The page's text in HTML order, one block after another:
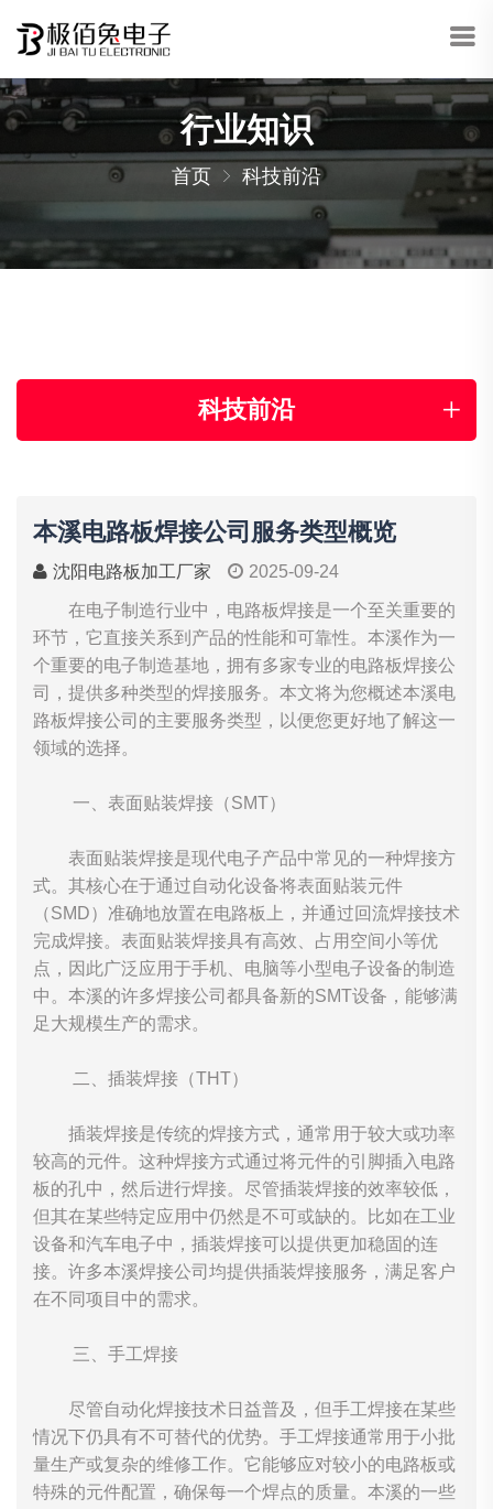
行业知识
首页 科技前沿
科技前沿
本溪电路板焊接公司服务类型概览
沈阳电路板加工厂家 2025-09-24
在电子制造行业中，电路板焊接是一个至关重要的
环节，它直接关系到产品的性能和可靠性。本溪作为一
个重要的电子制造基地，拥有多家专业的电路板焊接公
司，提供多种类型的焊接服务。本文将为您概述本溪电
路板焊接公司的主要服务类型，以便您更好地了解这一
领域的选择。
一、表面贴装焊接（SMT）
表面贴装焊接是现代电子产品中常见的一种焊接方
式。其核心在于通过自动化设备将表面贴装元件
（SMD）准确地放置在电路板上，并通过回流焊接技术
完成焊接。表面贴装焊接具有高效、占用空间小等优
点，因此广泛应用于手机、电脑等小型电子设备的制造
中。本溪的许多焊接公司都具备新的SMT设备，能够满
足大规模生产的需求。
二、插装焊接（THT）
插装焊接是传统的焊接方式，通常用于较大或功率
较高的元件。这种焊接方式通过将元件的引脚插入电路
板的孔中，然后进行焊接。尽管插装焊接的效率较低，
但其在某些特定应用中仍然是不可或缺的。比如在工业
设备和汽车电子中，插装焊接可以提供更加稳固的连
接。许多本溪焊接公司均提供插装焊接服务，满足客户
在不同项目中的需求。
三、手工焊接
尽管自动化焊接技术日益普及，但手工焊接在某些
情况下仍具有不可替代的优势。手工焊接通常用于小批
量生产或复杂的维修工作。它能够应对较小的电路板或
特殊的元件配置，确保每一个焊点的质量。本溪的一些